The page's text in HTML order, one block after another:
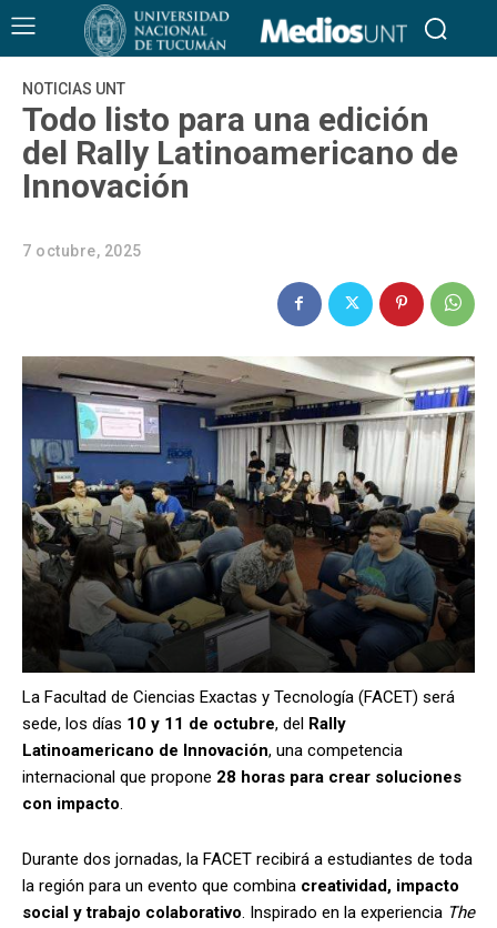
NOTICIAS UNT
Todo listo para una edición
del Rally Latinoamericano de
Innovación
7 octubre, 2025
La Facultad de Ciencias Exactas y Tecnología (FACET) será
sede, los días 10 y 11 de octubre, del Rally
Latinoamericano de Innovación, una competencia
internacional que propone 28 horas para crear soluciones
con impacto.
Durante dos jornadas, la FACET recibirá a estudiantes de toda
la región para un evento que combina creatividad, impacto
social y trabajo colaborativo. Inspirado en la experiencia The